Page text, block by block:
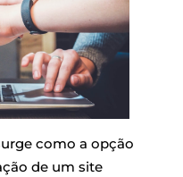
como a opção
de um site